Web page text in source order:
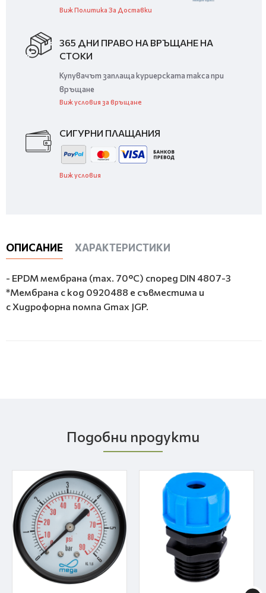
Виж Политика За Доставки
365 ДНИ ПРАВО НА ВРЪЩАНЕ НА
СТОКИ
Купувачът заплаща куриерската такса при
връщане
Виж условия за връщане
СИГУРНИ ПЛАЩАНИЯ
Виж условия
ОПИСАНИЕ ХАРАКТЕРИСТИКИ
- EPDM мембрана (max. 70°C) според DIN 4807-3
*Мембрана с код 0920488 е съвместима и
с Хидрофорна помпа Gmax JGP.
Подобни продукти